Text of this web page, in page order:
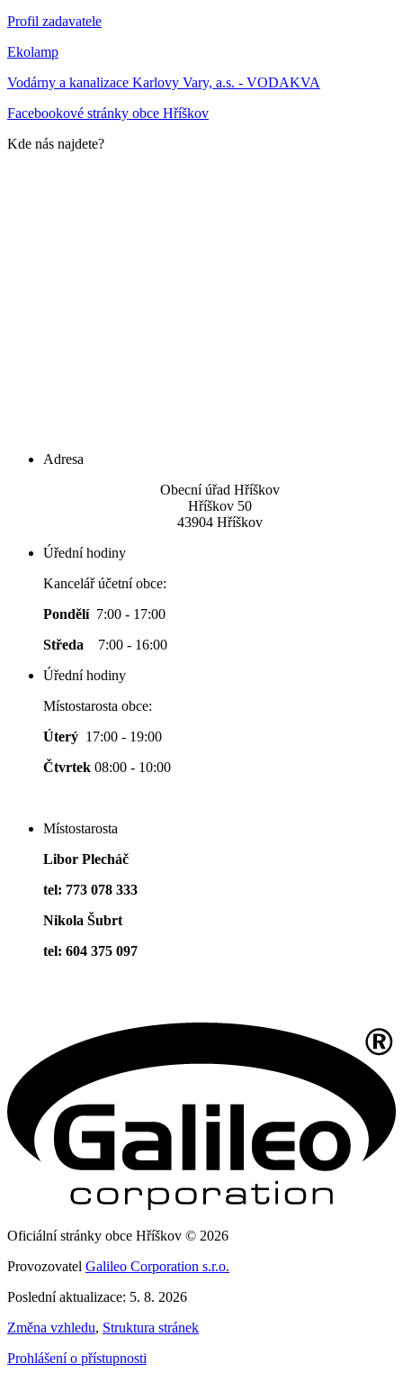
Profil zadavatele
Ekolamp
Vodárny a kanalizace Karlovy Vary, a.s. - VODAKVA
Facebookové stránky obce Hříškov
Kde nás najdete?
Adresa
Obecní úřad Hříškov
Hříškov 50
43904 Hříškov
Úřední hodiny
Kancelář účetní obce:
Pondělí 7:00 - 17:00
Středa 7:00 - 16:00
Úřední hodiny
Místostarosta obce:
Úterý 17:00 - 19:00
Čtvrtek 08:00 - 10:00
Místostarosta
Libor Plecháč
tel: 773 078 333
Nikola Šubrt
tel: 604 375 097
Oficiální stránky obce Hříškov © 2026
Provozovatel Galileo Corporation s.r.o.
Poslední aktualizace: 5. 8. 2026
Změna vzhledu, Struktura stránek
Prohlášení o přístupnosti